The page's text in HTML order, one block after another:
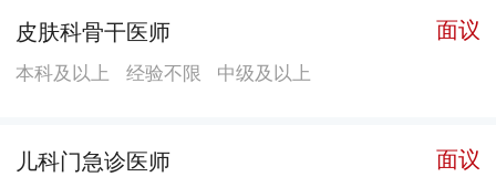
瑜伽、高危妊娠管理、糖尿病半日门诊、线上线下孕妇
学校等特色服务，从孕期建档、医保定点、采血、检
宽敞候产室、独立产房、负压产房等，开展无痛分娩、
皮肤科骨干医师 面议
本科及以上 经验不限 中级及以上
儿科门急诊医师 面议